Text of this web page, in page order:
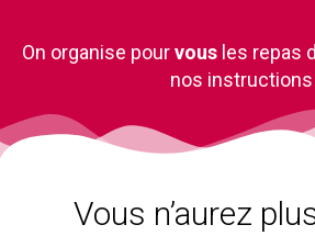
On organise pourvousles repas
nos instructions
Vous n’aurez